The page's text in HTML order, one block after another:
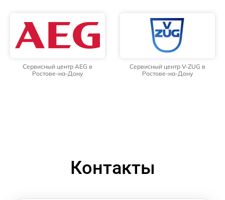
Сервисный центр AEG в
Ростове-на-Дону
Сервисный центр V-ZUG в
Ростове-на-Дону
Контакты